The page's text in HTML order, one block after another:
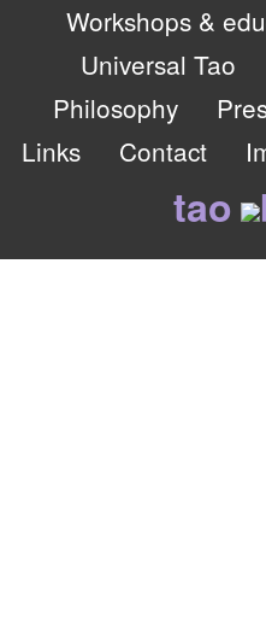
Workshops &
Universal Tao
Philosophy
Links
Contact
tao